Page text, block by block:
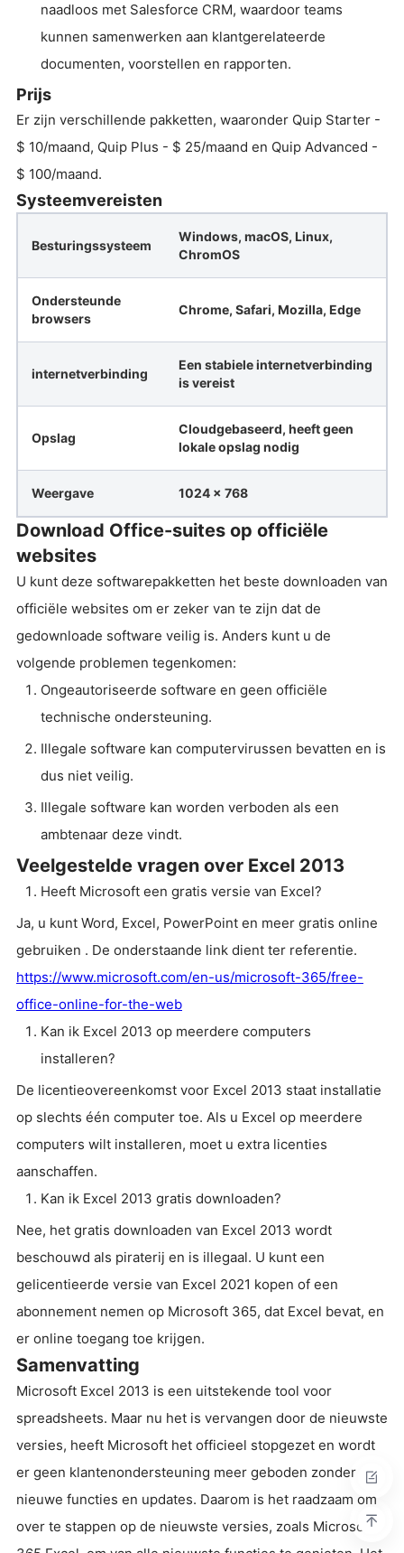
naadloos met Salesforce CRM, waardoor teams
kunnen samenwerken aan klantgerelateerde
documenten, voorstellen en rapporten.
Prijs
Er zijn verschillende pakketten, waaronder Quip Starter -
$ 10/maand, Quip Plus - $ 25/maand en Quip Advanced -
$ 100/maand.
Systeemvereisten
Besturingssysteem
Windows, macOS, Linux,
ChromOS
Ondersteunde
browsers
Chrome, Safari, Mozilla, Edge
internetverbinding
Een stabiele internetverbinding
is vereist
Opslag
Cloudgebaseerd, heeft geen
lokale opslag nodig
Weergave 1024 x 768
Download Office-suites op officiële
websites
U kunt deze softwarepakketten het beste downloaden van
officiële websites om er zeker van te zijn dat de
gedownloade software veilig is. Anders kunt u de
volgende problemen tegenkomen:
Ongeautoriseerde software en geen officiële
technische ondersteuning.
Illegale software kan computervirussen bevatten en is
dus niet veilig.
Illegale software kan worden verboden als een
ambtenaar deze vindt.
Veelgestelde vragen over Excel 2013
Heeft Microsoft een gratis versie van Excel?
Ja, u kunt Word, Excel, PowerPoint en meer gratis online
gebruiken . De onderstaande link dient ter referentie.
https://www.microsoft.com/en-us/microsoft-365/free-
office-online-for-the-web
Kan ik Excel 2013 op meerdere computers
installeren?
De licentieovereenkomst voor Excel 2013 staat installatie
op slechts één computer toe. Als u Excel op meerdere
computers wilt installeren, moet u extra licenties
aanschaffen.
Kan ik Excel 2013 gratis downloaden?
Nee, het gratis downloaden van Excel 2013 wordt
beschouwd als piraterij en is illegaal. U kunt een
gelicentieerde versie van Excel 2021 kopen of een
abonnement nemen op Microsoft 365, dat Excel bevat, en
er online toegang toe krijgen.
Samenvatting
Microsoft Excel 2013 is een uitstekende tool voor
spreadsheets. Maar nu het is vervangen door de nieuwste
versies, heeft Microsoft het officieel stopgezet en wordt
er geen klantenondersteuning meer geboden zonder
nieuwe functies en updates. Daarom is het raadzaam om
over te stappen op de nieuwste versies, zoals Microsoft